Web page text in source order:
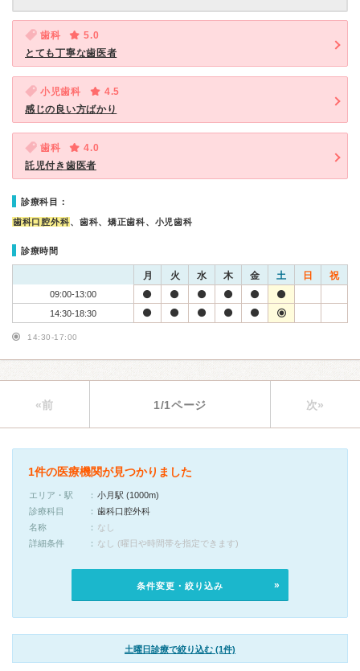
歯科
5.0
とても丁寧な歯医者
小児歯科
4.5
感じの良い方ばかり
歯科
4.0
託児付き歯医者
診療科目：
歯科口腔外科、歯科、矯正歯科、小児歯科
診療時間
月 火 水 木 金 土 日 祝
09:00-13:00
14:30-18:30
14:30-17:00
«前 1/1ページ 次»
1件の医療機関が見つかりました
エリア・駅
小月駅 (1000m)
診療科目
歯科口腔外科
名称
なし
詳細条件
なし (曜日や時間帯を指定できます)
条件変更・絞り込み
土曜日診療で絞り込む (1件)